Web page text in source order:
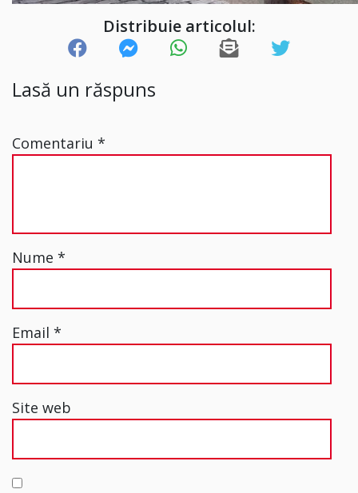
Distribuie articolul:
Lasă un răspuns
Comentariu *
Nume *
Email *
Site web